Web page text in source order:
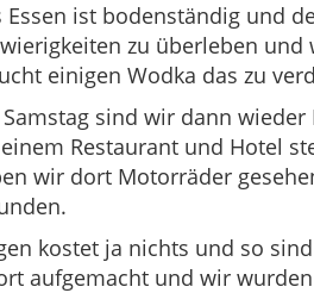
Essen ist bodenständig und
zu überleben
einigen Wodka das zu
sind wir dann
Restaurant und Hotel
wir dort Motorräder
kostet ja nichts und so
aufgemacht und wir